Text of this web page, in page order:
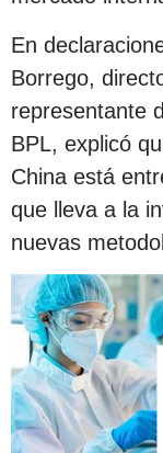
En
Borrego,
representante
BPL, explicó
China está
que lleva a la
nuevas